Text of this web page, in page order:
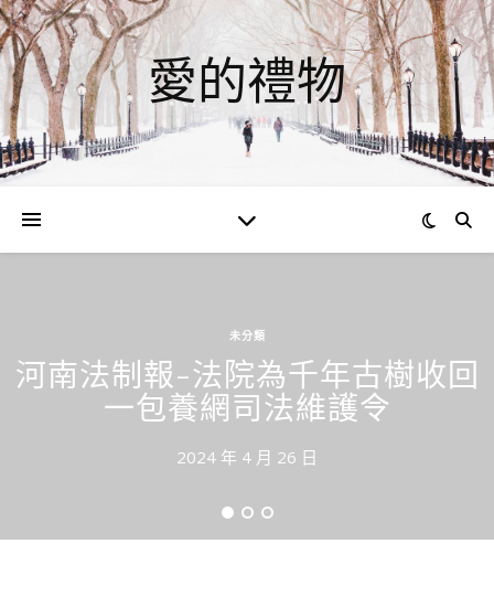
愛的禮物
未分類
河南法制報-法院為千年古樹收回
一包養網司法維護令
2024 年 4 月 26 日